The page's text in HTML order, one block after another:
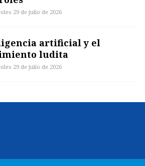
29 de julio de 2026
artificial y el
ludita
29 de julio de 2026